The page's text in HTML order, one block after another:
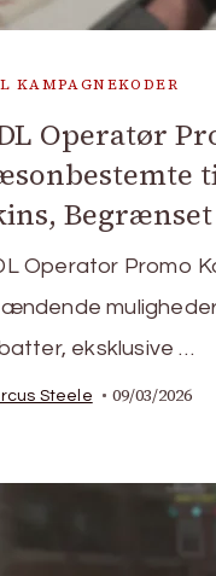
KAMPAGNEKODER
Operatør
Operator Promo
eksklusive …
Steele 09/03/2026